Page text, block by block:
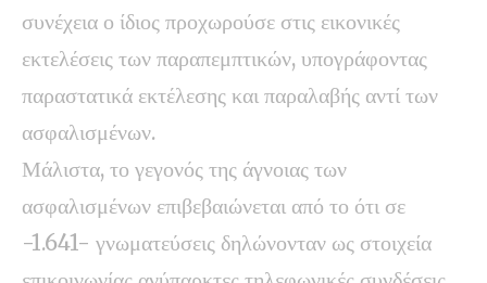
συνέχεια ο ίδιος προχωρούσε στις εικονικές
εκτελέσεις των παραπεμπτικών, υπογράφοντας
παραστατικά εκτέλεσης και παραλαβής αντί των
ασφαλισμένων.
Μάλιστα, το γεγονός της άγνοιας των
ασφαλισμένων επιβεβαιώνεται από το ότι σε
-1.641- γνωματεύσεις δηλώνονταν ως στοιχεία